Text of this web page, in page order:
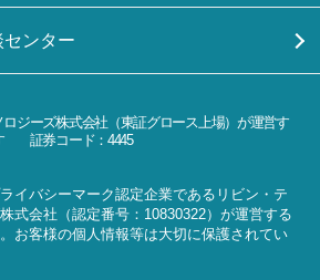
ンター
ロジーズ株式会社（東証グロース上場）が運営す
証券コード：4445
イバシーマーク認定企業であるリビン・テ
式会社（認定番号：10830322）が運営する
お客様の個人情報等は大切に保護されてい